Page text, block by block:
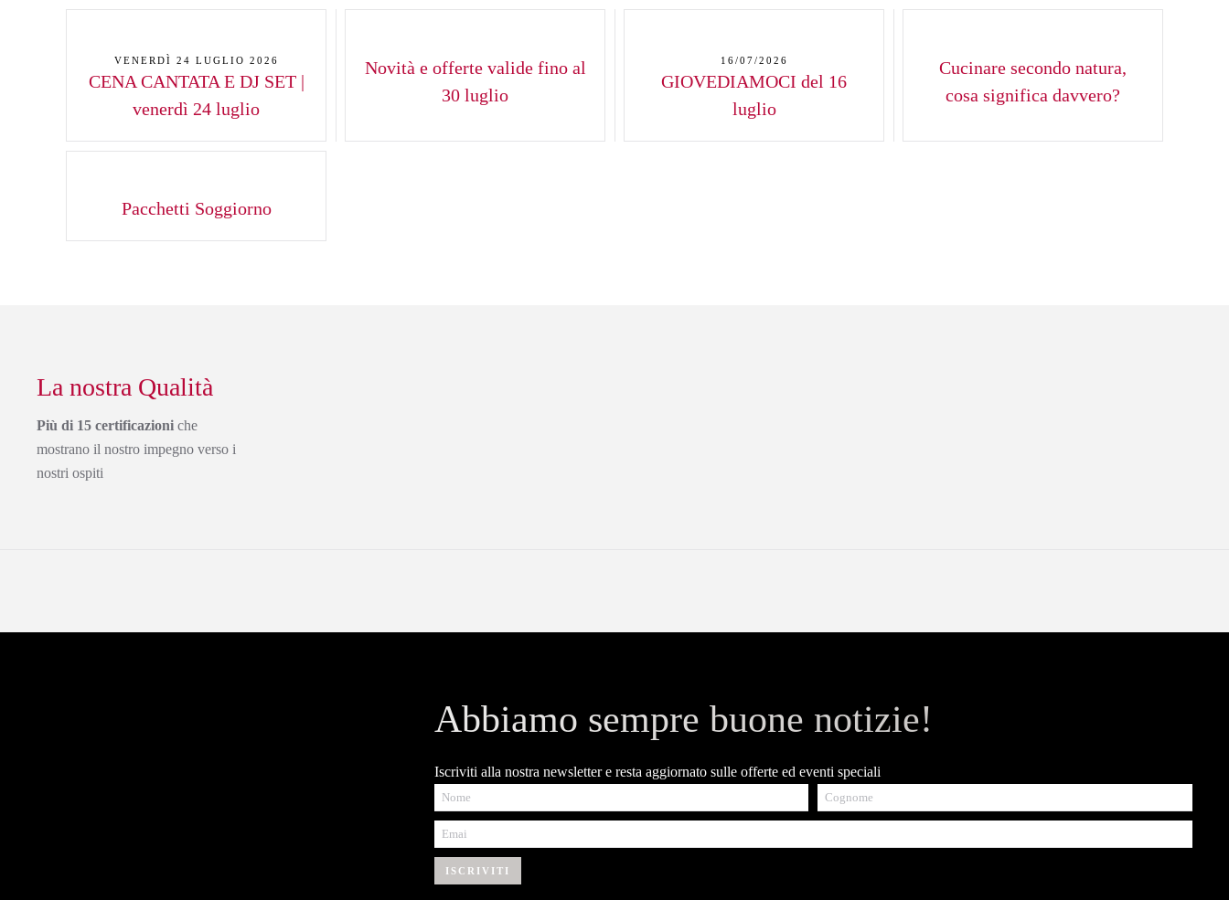
VENERDÌ 24 LUGLIO 2026
CENA CANTATA E DJ SET |
venerdì 24 luglio
Novità e offerte valide fino al
30 luglio
16/07/2026
GIOVEDIAMOCI del 16
luglio
Cucinare secondo natura,
cosa significa davvero?
Pacchetti Soggiorno
La nostra Qualità
Più di 15 certificazioni che
mostrano il nostro impegno verso i
nostri ospiti
Abbiamo sempre buone notizie!
Iscriviti alla nostra newsletter e resta aggiornato sulle offerte ed eventi speciali
ISCRIVITI